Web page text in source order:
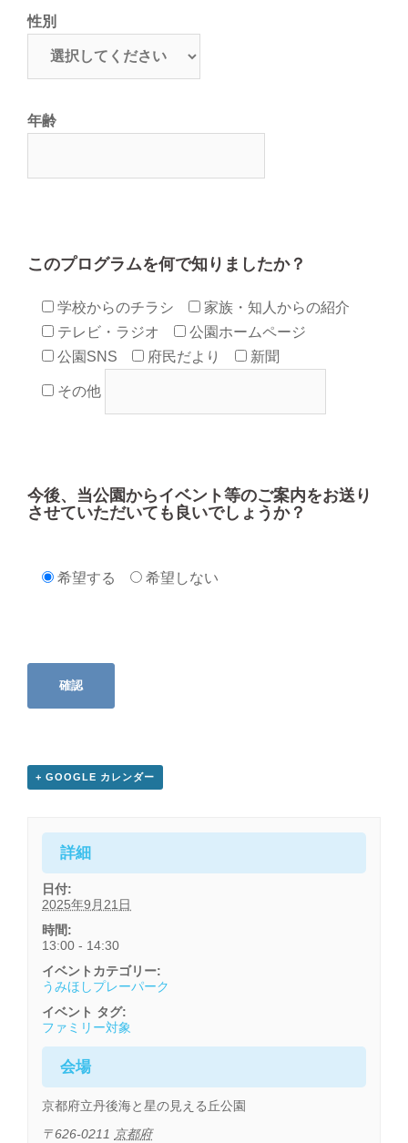
性別
年齢
このプログラムを何で知りましたか？
学校からのチラシ
家族・知人からの紹介
テレビ・ラジオ
公園ホームページ
公園SNS
府民だより 新聞
その他
今後、当公園からイベント等のご案内をお送り
させていただいても良いでしょうか？
希望する 希望しない
+ GOOGLE カレンダー
詳細
日付:
2025年9月21日
時間:
13:00 - 14:30
イベントカテゴリー:
うみほしプレーパーク
イベント タグ:
ファミリー対象
会場
京都府立丹後海と星の見える丘公園
〒626-0211 京都府